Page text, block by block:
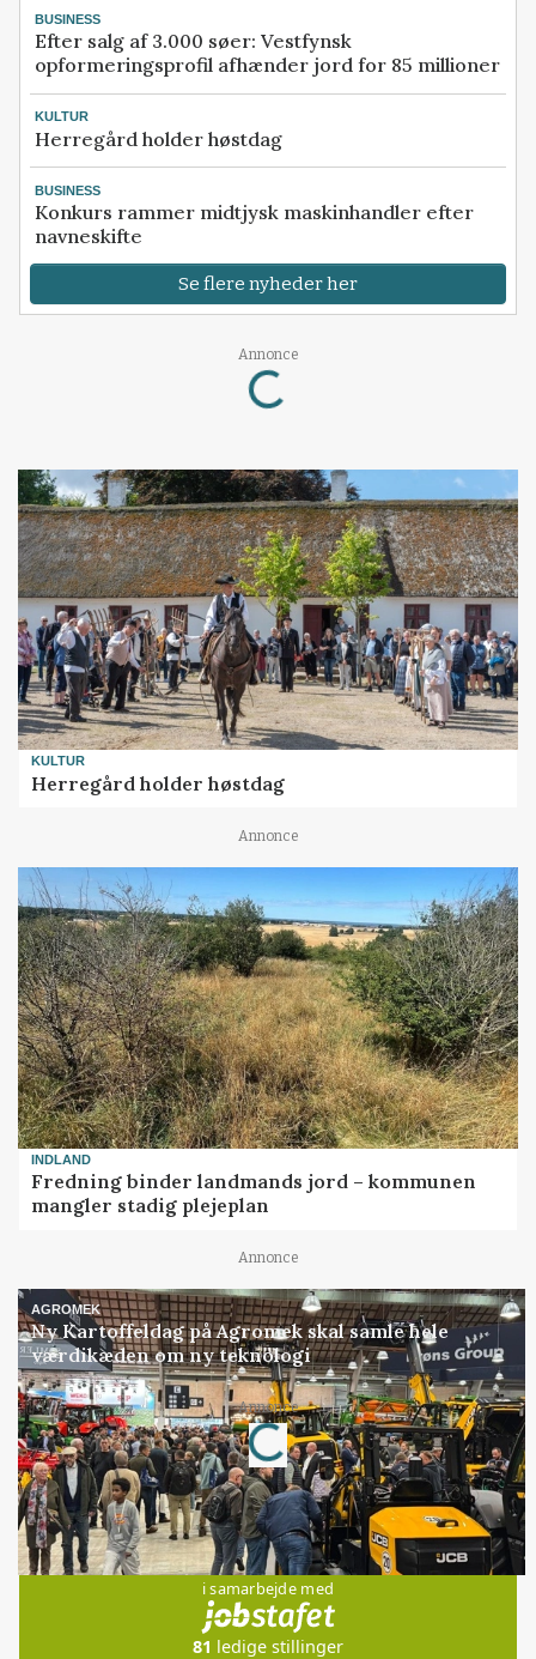
BUSINESS
Efter salg af 3.000 søer: Vestfynsk
opformeringsprofil afhænder jord for 85 millioner
KULTUR
Herregård holder høstdag
BUSINESS
Konkurs rammer midtjysk maskinhandler efter
navneskifte
Se flere nyheder her
Annonce
Loading...
KULTUR
Herregård holder høstdag
Annonce
INDLAND
Fredning binder landmands jord – kommunen
mangler stadig plejeplan
Annonce
AGROMEK
Ny Kartoffeldag på Agromek skal samle hele
værdikæden om ny teknologi
Annonce
Loading...
Jobs
i samarbejde med
81 ledige stillinger